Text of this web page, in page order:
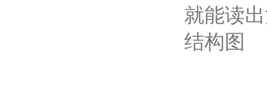
就能读
结构图